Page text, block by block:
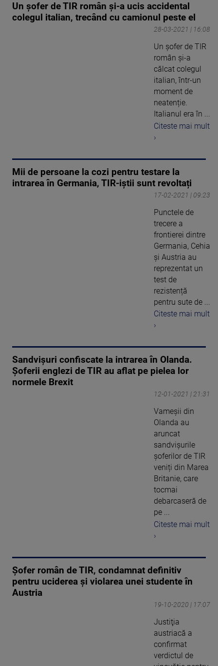
Un șofer de TIR român și-a ucis accidental
colegul italian, trecând cu camionul peste el
28-03-2021 | 16:08
Un șofer de TIR
român și-a
călcat colegul
italian, într-un
moment de
neatenție.
Italianul era în ...
Citeste mai mult
›
Mii de persoane la cozi pentru testare la
intrarea în Germania, TIR-iștii sunt revoltați
17-02-2021 | 09:23
Punctele de
trecere a
frontierei dintre
Germania, Cehia
și Austria au
reprezentat un
test de
rezistență
pentru sute de ...
Citeste mai mult
›
Sandvișuri confiscate la intrarea în Olanda.
Șoferii englezi de TIR au aflat pe pielea lor
normele Brexit
12-01-2021 | 21:31
Vameșii din
Olanda au
aruncat
sandvișurile
șoferilor de TIR
veniți din Marea
Britanie, care
tocmai
debarcaseră de
pe ...
Citeste mai mult
›
Șofer român de TIR, condamnat definitiv
pentru uciderea și violarea unei studente în
Austria
19-10-2020 | 17:07
Justiţia
austriacă a
confirmat
verdictul de